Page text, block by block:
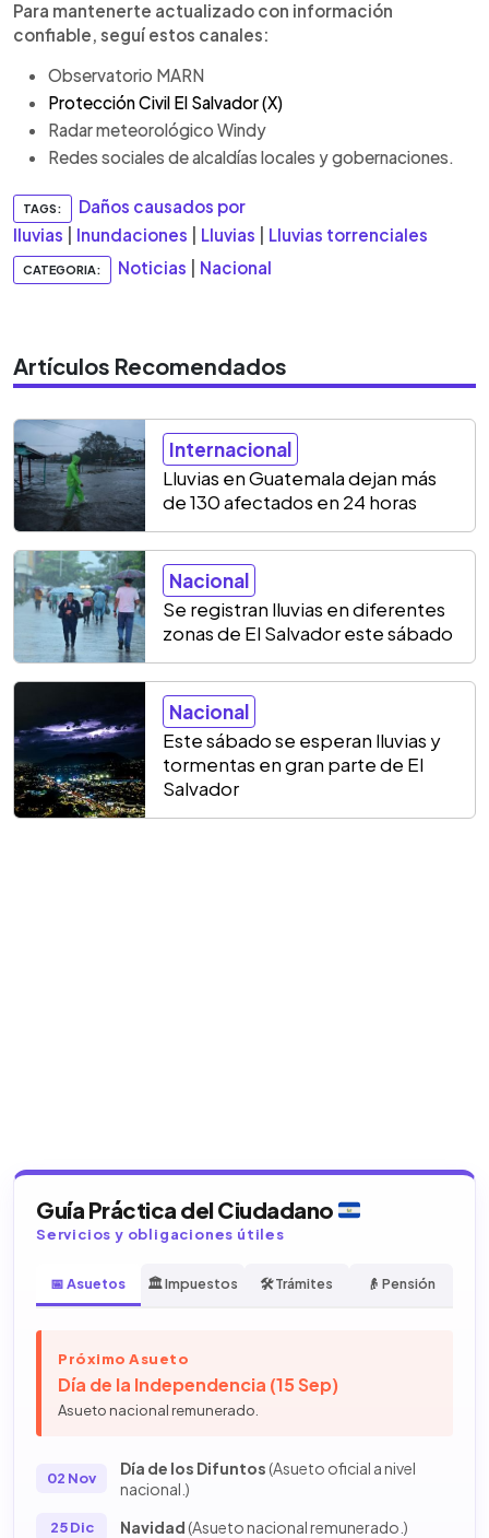
Para mantenerte actualizado con información
confiable, seguí estos canales:
Observatorio MARN
Protección Civil El Salvador (X)
Radar meteorológico Windy
Redes sociales de alcaldías locales y gobernaciones.
TAGS:
Daños causados por
lluvias
Inundaciones Lluvias Lluvias torrenciales
CATEGORIA: Noticias Nacional
Artículos Recomendados
Internacional
Lluvias en Guatemala dejan más
de 130 afectados en 24 horas
Nacional
Se registran lluvias en diferentes
zonas de El Salvador este sábado
Nacional
Este sábado se esperan lluvias y
tormentas en gran parte de El
Salvador
Guía Práctica del Ciudadano
Servicios y obligaciones útiles
📅 Asuetos 🏛️ Impuestos 🛠️ Trámites 👴 Pensión
Próximo Asueto
Día de la Independencia (15 Sep)
Asueto nacional remunerado.
02 Nov
Día de los Difuntos(Asueto oficial a nivel
nacional.)
25 Dic Navidad(Asueto nacional remunerado.)